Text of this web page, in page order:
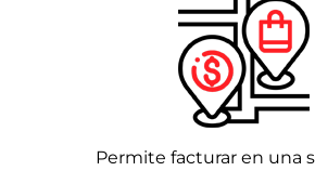
Permite facturar en una